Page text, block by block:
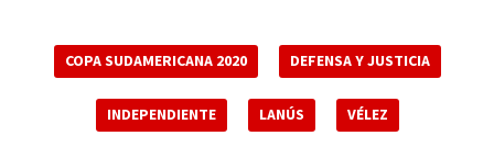
COPA SUDAMERICANA 2020 DEFENSA Y JUSTICIA
INDEPENDIENTE LANÚS VÉLEZ